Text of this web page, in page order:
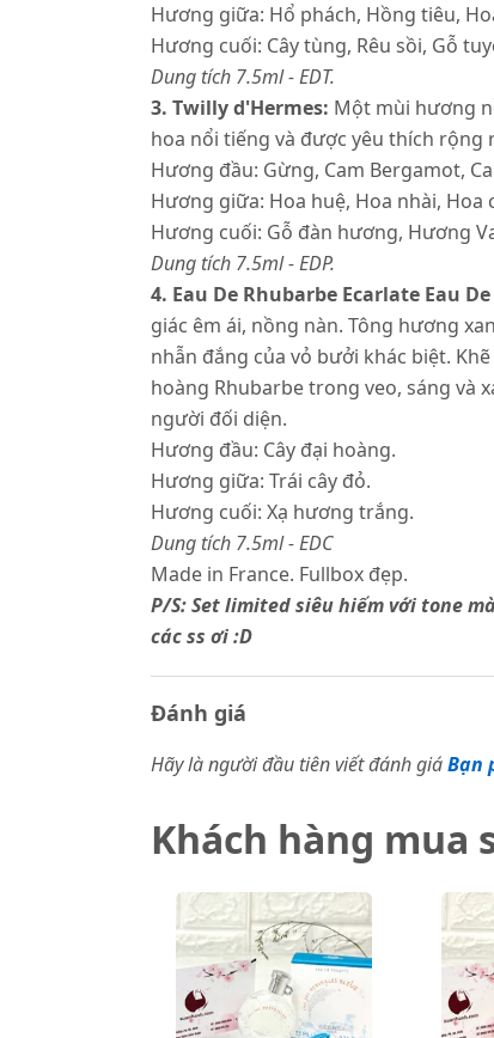
Hương giữa: Hổ phách, Hồng tiêu,
Hương cuối: Cây tùng, Rêu sồi, Gỗ
Dung tích 7.5ml - EDT.
3. Twilly d'Hermes: Một mùi hương
hoa nổi tiếng và được yêu thích
Hương đầu: Gừng, Cam Bergamot,
Hương giữa: Hoa huệ, Hoa nhài, Hoa
Hương cuối: Gỗ đàn hương, Hương
Dung tích 7.5ml - EDP.
4. Eau De Rhubarbe Ecarlate Eau
giác êm ái, nồng nàn. Tông hương
nhẫn đắng của vỏ bưởi khác biệt.
hoàng Rhubarbe trong veo, sáng và
người đối diện.
Hương đầu: Cây đại hoàng.
Hương giữa: Trái cây đỏ.
Hương cuối: Xạ hương trắng.
Dung tích 7.5ml - EDC
Made in France. Fullbox đẹp.
P/S: Set limited siêu hiếm với tone
các ss ơi :D
Đánh giá
Hãy là người đầu tiên viết đánh giáBạn
Khách hàng